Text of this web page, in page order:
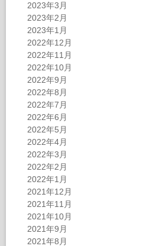
2023年3月
2023年2月
2023年1月
2022年12月
2022年11月
2022年10月
2022年9月
2022年8月
2022年7月
2022年6月
2022年5月
2022年4月
2022年3月
2022年2月
2022年1月
2021年12月
2021年11月
2021年10月
2021年9月
2021年8月